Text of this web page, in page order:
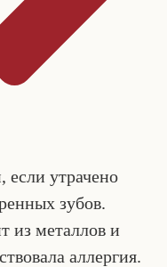
если утрачено
зубов.
из металлов и
аллергия.